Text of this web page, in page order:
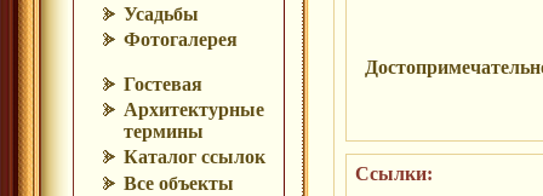
Усадьбы
Фотогалерея
Гостевая
Архитектурные
термины
Каталог ссылок
Все объекты
Ссылки: